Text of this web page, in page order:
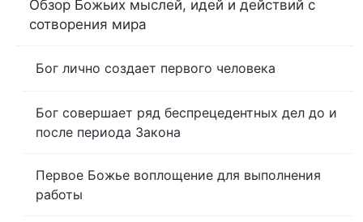
Обзор Божьих мыслей, идей и действий с
сотворения мира
Бог лично создает первого человека
Бог совершает ряд беспрецедентных дел до и
после периода Закона
Первое Божье воплощение для выполнения
работы